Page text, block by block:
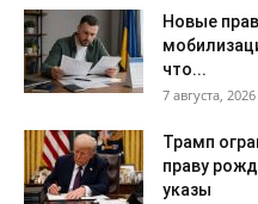
Новые
что...
7 августа, 2026
Трамп
праву
указы